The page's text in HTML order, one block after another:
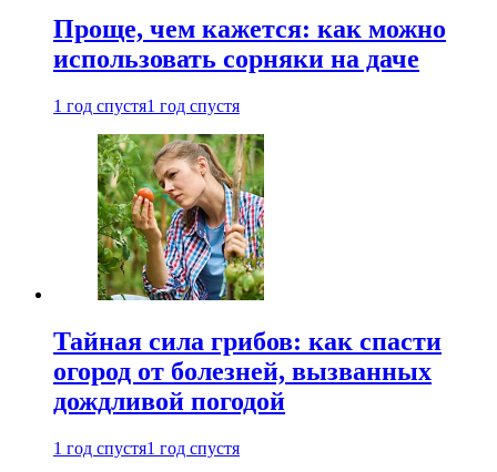
Проще, чем кажется: как можно
использовать сорняки на даче
1 год спустя1 год спустя
Тайная сила грибов: как спасти
огород от болезней, вызванных
дождливой погодой
1 год спустя1 год спустя